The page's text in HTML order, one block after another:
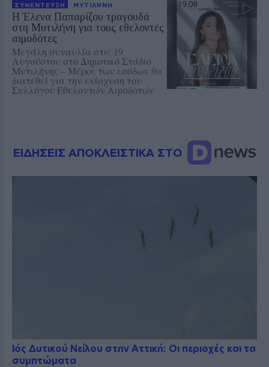
ΣΥΝΕΝΤΕΥΞΗ ΜΥΤΙΛΗΝΗ
Η Έλενα Παπαρίζου τραγουδά
στη Μυτιλήνη για τους εθελοντές
αιμοδότες
Μεγάλη συναυλία στις 19
Αυγούστου στο Δημοτικό Στάδιο
Μυτιλήνης – Μέρος των εσόδων θα
διατεθεί για την ενίσχυση του
Συλλόγου Εθελοντών Αιμοδοτών
ΕΙΔΗΣΕΙΣ ΑΠΟΚΛΕΙΣΤΙΚΑ ΣΤΟ
Ιός Δυτικού Νείλου στην Αττική: Οι περιοχές και τα
συμπτώματα